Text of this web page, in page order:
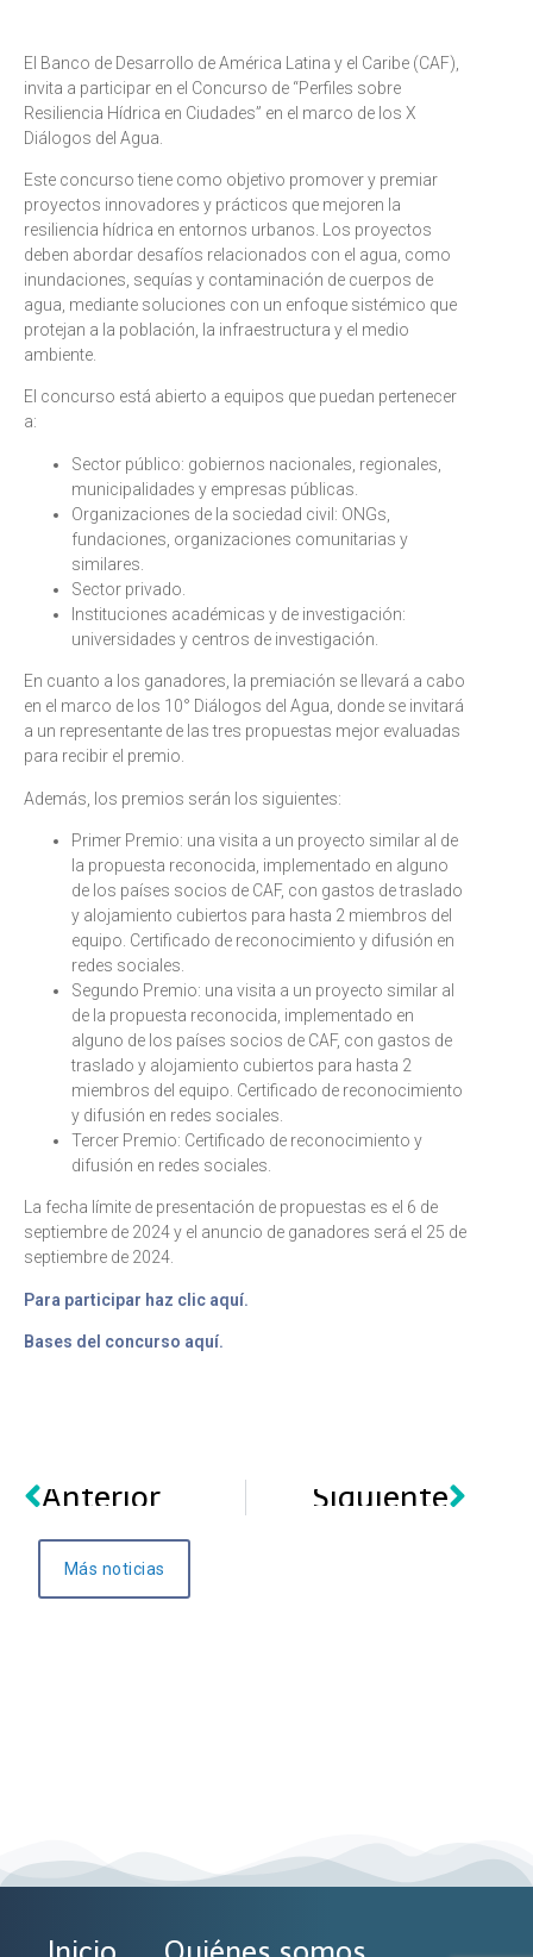
El Banco de Desarrollo de América Latina y el Caribe (CAF),
invita a participar en el Concurso de “Perfiles sobre
Resiliencia Hídrica en Ciudades” en el marco de los X
Diálogos del Agua.
Este concurso tiene como objetivo promover y premiar
proyectos innovadores y prácticos que mejoren la
resiliencia hídrica en entornos urbanos. Los proyectos
deben abordar desafíos relacionados con el agua, como
inundaciones, sequías y contaminación de cuerpos de
agua, mediante soluciones con un enfoque sistémico que
protejan a la población, la infraestructura y el medio
ambiente.
El concurso está abierto a equipos que puedan pertenecer
a:
Sector público: gobiernos nacionales, regionales,
municipalidades y empresas públicas.
Organizaciones de la sociedad civil: ONGs,
fundaciones, organizaciones comunitarias y
similares.
Sector privado.
Instituciones académicas y de investigación:
universidades y centros de investigación.
En cuanto a los ganadores, la premiación se llevará a cabo
en el marco de los 10° Diálogos del Agua, donde se invitará
a un representante de las tres propuestas mejor evaluadas
para recibir el premio.
Además, los premios serán los siguientes:
Primer Premio: una visita a un proyecto similar al de
la propuesta reconocida, implementado en alguno
de los países socios de CAF, con gastos de traslado
y alojamiento cubiertos para hasta 2 miembros del
equipo. Certificado de reconocimiento y difusión en
redes sociales.
Segundo Premio: una visita a un proyecto similar al
de la propuesta reconocida, implementado en
alguno de los países socios de CAF, con gastos de
traslado y alojamiento cubiertos para hasta 2
miembros del equipo. Certificado de reconocimiento
y difusión en redes sociales.
Tercer Premio: Certificado de reconocimiento y
difusión en redes sociales.
La fecha límite de presentación de propuestas es el 6 de
septiembre de 2024 y el anuncio de ganadores será el 25 de
septiembre de 2024.
Para participar haz clic aquí.
Bases del concurso aquí.
Anterior Siguiente
Más noticias